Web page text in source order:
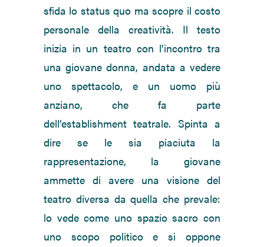
sfida lo status quo ma scopre il costo
personale della creatività. Il testo
inizia in un teatro con l’incontro tra
una giovane donna, andata a vedere
uno spettacolo, e un uomo più
anziano, che fa parte
dell’establishment teatrale. Spinta a
dire se le sia piaciuta la
rappresentazione, la giovane
ammette di avere una visione del
teatro diversa da quella che prevale:
lo vede come uno spazio sacro con
uno scopo politico e si oppone